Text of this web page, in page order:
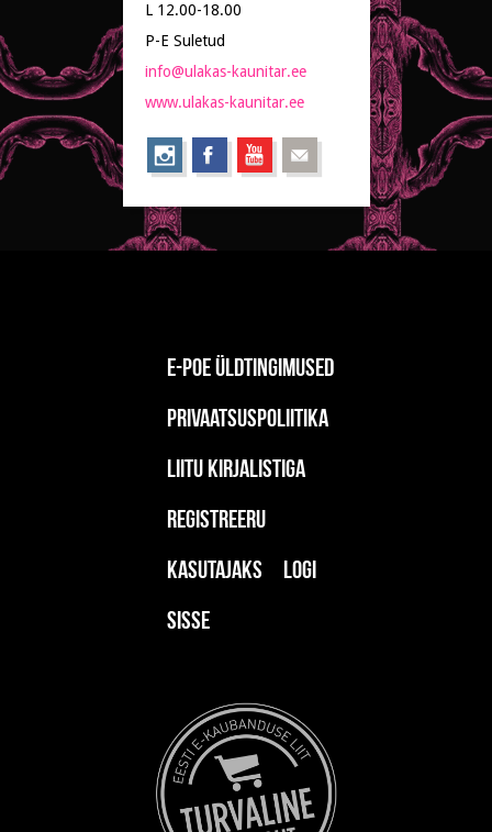
L 12.00-18.00
P-E Suletud
info@ulakas-kaunitar.ee
www.ulakas-kaunitar.ee
E-poe üldtingimused
Privaatsuspoliitika
Liitu kirjalistiga
Registreeru
kasutajaks
Logi
sisse